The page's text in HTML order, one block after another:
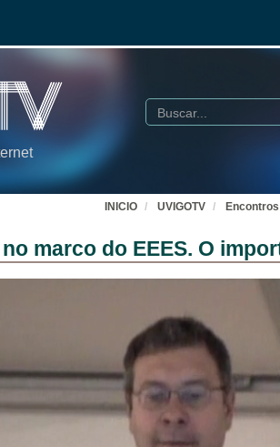
Buscar
INICIO UVIGOTV
marco do EEES. O